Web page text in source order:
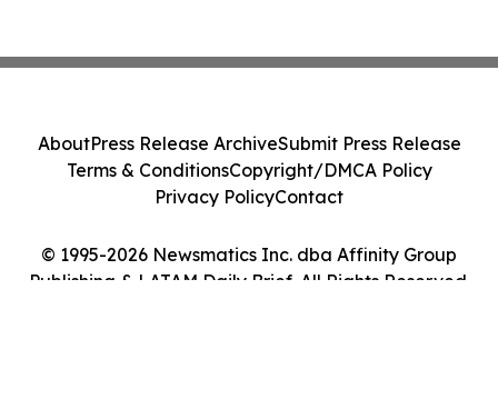
© 1995-2026 Newsmatics Inc. dba Affinity Group
Publishing & LATAM Daily Brief. All Rights Reserved.
AboutPress Release ArchiveSubmit Press Release
Terms & ConditionsCopyright/DMCA Policy
Privacy PolicyContact